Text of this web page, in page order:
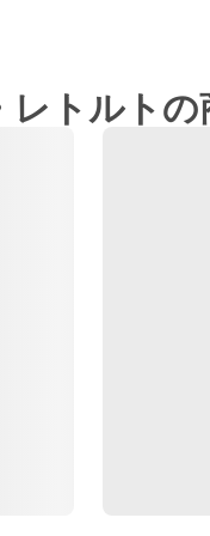
レトルトの